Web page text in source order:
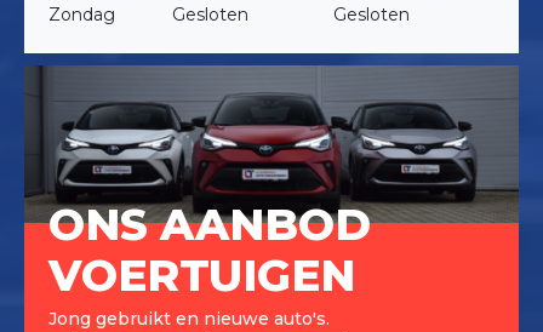
Zondag
Gesloten Gesloten
ONS AANBOD
VOERTUIGEN
Jong gebruikt en nieuwe auto's.